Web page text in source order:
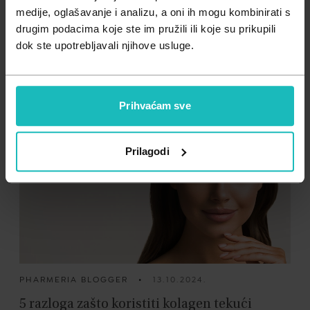
medije, oglašavanje i analizu, a oni ih mogu kombinirati s
drugim podacima koje ste im pružili ili koje su prikupili
dok ste upotrebljavali njihove usluge.
Prihvaćam sve
Prilagodi
Zdravlje muškarca
Zdravlje žene
Minerali
Probiotici i prebiotici
PHARMERIA BLOGGER • 14.04.2025.
tijelu?
PHARMERIA BLOGGER • 13.10.2024.
5 razloga zašto koristiti kolagen tekući